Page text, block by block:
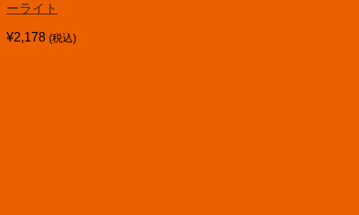
ーライト
¥2,178 (税込)